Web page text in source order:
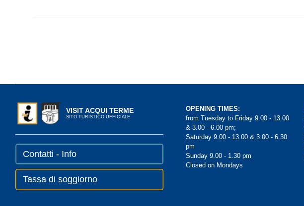
VISIT ACQUI TERME
SITO TURISTICO UFFICIALE
Contatti - Info
Tassa di soggiorno
OPENING TIMES:
from Tuesday to Friday 9.00 - 13.00
& 3.00 - 6.00 pm;
Saturday 9.00 - 13.00 & 3.00 - 6.30
pm
Sunday 9.00 - 1.30 pm
Closed on Mondays